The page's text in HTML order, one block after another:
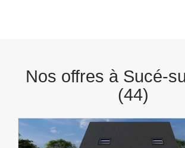
Nos offres à Sucé-
(44)